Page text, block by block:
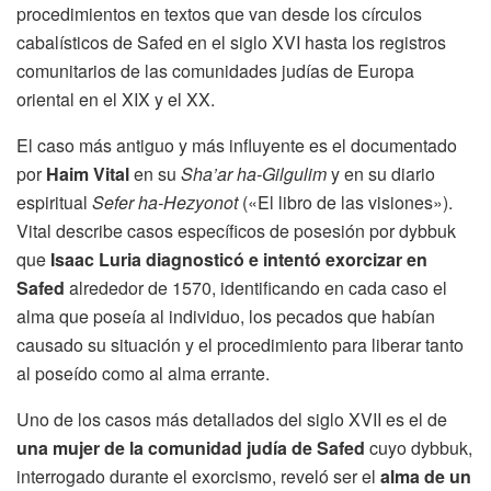
procedimientos en textos que van desde los círculos
cabalísticos de Safed en el siglo XVI hasta los registros
comunitarios de las comunidades judías de Europa
oriental en el XIX y el XX.
El caso más antiguo y más influyente es el documentado
porHaim Vitalen su Sha’ar ha-Gilgulimy en su diario
espiritual Sefer ha-Hezyonot(«El libro de las visiones»).
Vital describe casos específicos de posesión por dybbuk
que Isaac Luria diagnosticó e intentó exorcizar en
Safed alrededor de 1570, identificando en cada caso el
alma que poseía al individuo, los pecados que habían
causado su situación y el procedimiento para liberar tanto
al poseído como al alma errante.
Uno de los casos más detallados del siglo XVII es el de
una mujer de la comunidad judía de Safed cuyo dybbuk,
interrogado durante el exorcismo, reveló ser el alma de un